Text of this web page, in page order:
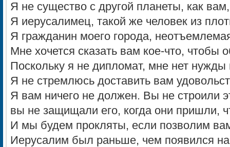
Я не существо с другой планеты, как
Я иерусалимец, такой же человек из
Я гражданин моего города,
Мне хочется сказать вам кое-что, чтобы
Поскольку я не дипломат, мне нет
Я не стремлюсь доставить вам
Я вам ничего не должен. Вы не строили
вы не защищали его, когда они пришли,
И мы будем прокляты, если позволим
Иерусалим был раньше, чем появился